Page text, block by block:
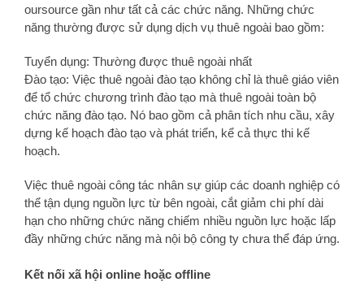
oursource gần như tất cả các chức năng. Những chức
năng thường được sử dụng dịch vụ thuê ngoài bao gồm:
Tuyển dụng: Thường được thuê ngoài nhất
Đào tạo: Việc thuê ngoài đào tạo không chỉ là thuê giáo viên
để tổ chức chương trình đào tạo mà thuê ngoài toàn bộ
chức năng đào tạo. Nó bao gồm cả phân tích nhu cầu, xây
dựng kế hoạch đào tạo và phát triển, kể cả thực thi kế
hoạch.
Việc thuê ngoài công tác nhân sự giúp các doanh nghiệp có
thể tận dụng nguồn lực từ bên ngoài, cắt giảm chi phí dài
hạn cho những chức năng chiếm nhiều nguồn lực hoặc lấp
đầy những chức năng mà nội bộ công ty chưa thể đáp ứng.
Kết nối xã hội online hoặc offline